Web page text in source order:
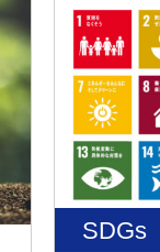
SDGs